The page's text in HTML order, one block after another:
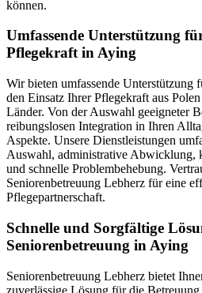
können.
Umfassende Unterstützung
Pflegekraft in Aying
Wir bieten umfassende Unterstützung
den Einsatz Ihrer Pflegekraft aus
Länder. Von der Auswahl geeigneter
reibungslosen Integration in Ihren
Aspekte. Unsere Dienstleistungen
Auswahl, administrative Abwicklung,
und schnelle Problembehebung.
Seniorenbetreuung Lebherz für eine
Pflegepartnerschaft.
Schnelle und Sorgfältige
Seniorenbetreuung in Aying
Seniorenbetreuung Lebherz bietet
zuverlässige Lösung für die